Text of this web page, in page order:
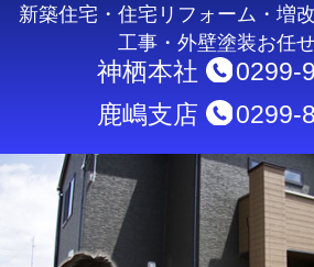
新築住宅・住宅リフォーム・増
工事・外壁塗装お任
神栖本社
0299-
鹿嶋支店
0299-